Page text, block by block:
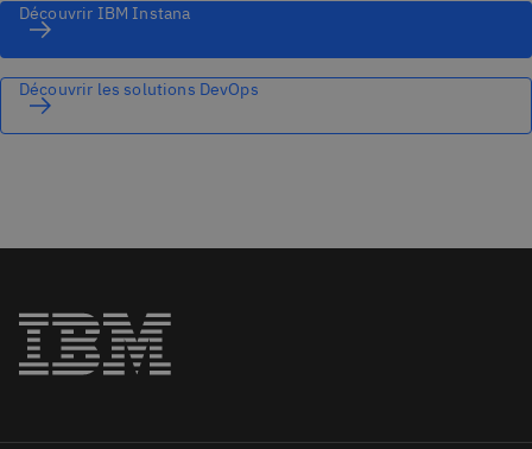
Découvrir IBM Instana
Découvrir les solutions DevOps